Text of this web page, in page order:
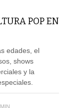
POP EN
edades, el
shows
y la